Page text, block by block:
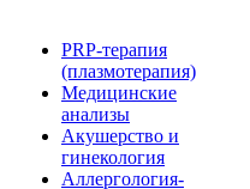
PRP-терапия
(плазмотерапия)
Медицинские
анализы
Акушерство и
гинекология
Аллергология-